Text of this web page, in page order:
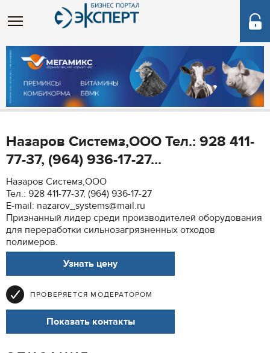
Назаров Системз,ООО Тел.: 928 411-
77-37, (964) 936-17-27...
Назаров Системз,ООО
Тел.: 928 411-77-37, (964) 936-17-27
E-mail: nazarov_systems@mail.ru
Признанный лидер среди производителей оборудования
для переработки сильнозагрязненных отходов
полимеров.
Узнать цену
ПРОВЕРЯЕТСЯ МОДЕРАТОРОМ
Показать контакты